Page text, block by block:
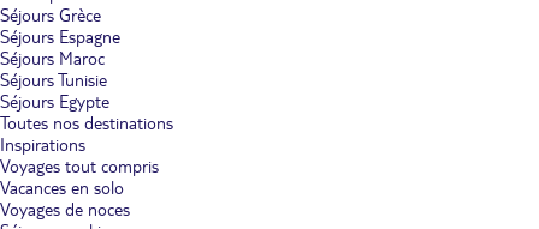
Séjours Grèce
Séjours Espagne
Séjours Maroc
Séjours Tunisie
Séjours Egypte
Toutes nos destinations
Inspirations
Voyages tout compris
Vacances en solo
Voyages de noces